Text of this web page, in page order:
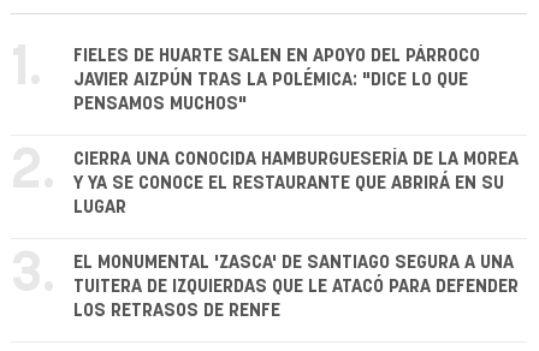
1.
FIELES DE HUARTE SALEN EN APOYO DEL PÁRROCO
JAVIER AIZPÚN TRAS LA POLÉMICA: "DICE LO QUE
PENSAMOS MUCHOS"
2.
CIERRA UNA CONOCIDA HAMBURGUESERÍA DE LA MOREA
Y YA SE CONOCE EL RESTAURANTE QUE ABRIRÁ EN SU
LUGAR
3.
EL MONUMENTAL 'ZASCA' DE SANTIAGO SEGURA A UNA
TUITERA DE IZQUIERDAS QUE LE ATACÓ PARA DEFENDER
LOS RETRASOS DE RENFE